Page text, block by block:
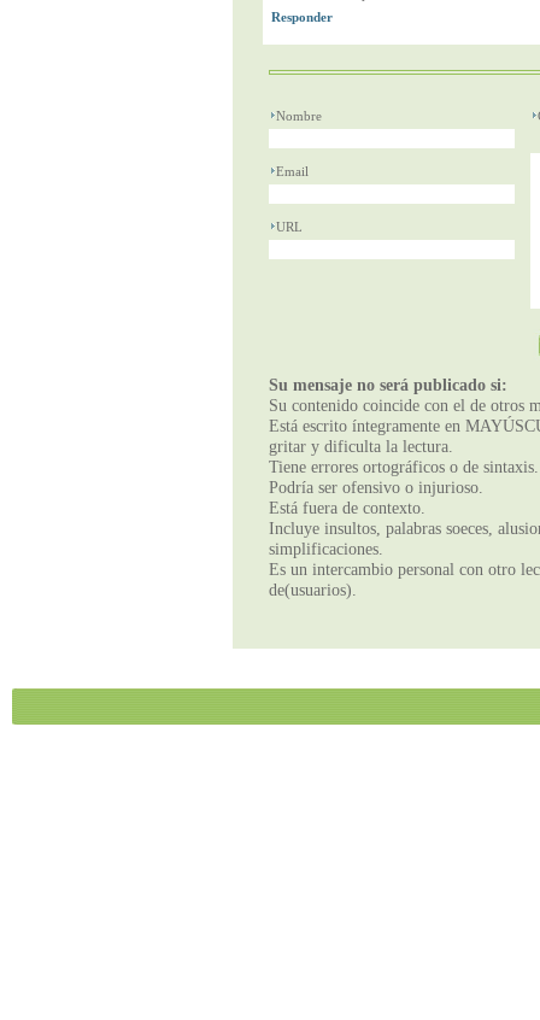
Nombre
Email
URL
Su mensaje no será publicado si:
Su contenido coincide con el de otros
Está escrito íntegramente en
gritar y dificulta la lectura.
Tiene errores ortográficos o de sintaxis.
Podría ser ofensivo o injurioso.
Está fuera de contexto.
Incluye insultos, palabras soeces,
simplificaciones.
Es un intercambio personal con otro
de(usuarios).